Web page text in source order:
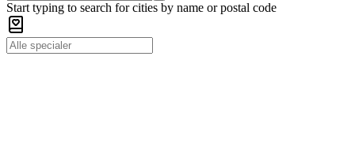
Start typing to search for cities by name or postal code